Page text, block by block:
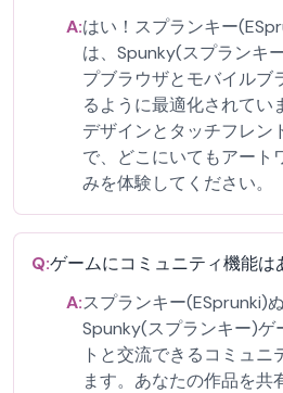
A:はい！スプランキー
は、Spunky(スプランキ
プブラウザとモバイルブ
るように最適化されてい
デザインとタッチフレン
で、どこにいてもアート
みを体験してください。
Q:ゲームにコミュニティ機能は
A:スプランキー(ESprunki)
Spunky(スプランキー)ゲ
トと交流できるコミュ
ます。あなたの作品を共